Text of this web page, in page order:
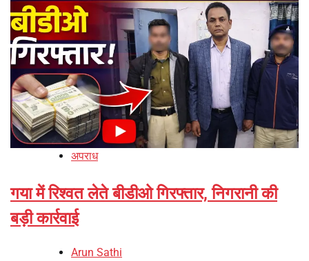
अपराध
गया में रिश्वत लेते बीडीओ गिरफ्तार, निगरानी की
बड़ी कार्रवाई
Arun Sathi